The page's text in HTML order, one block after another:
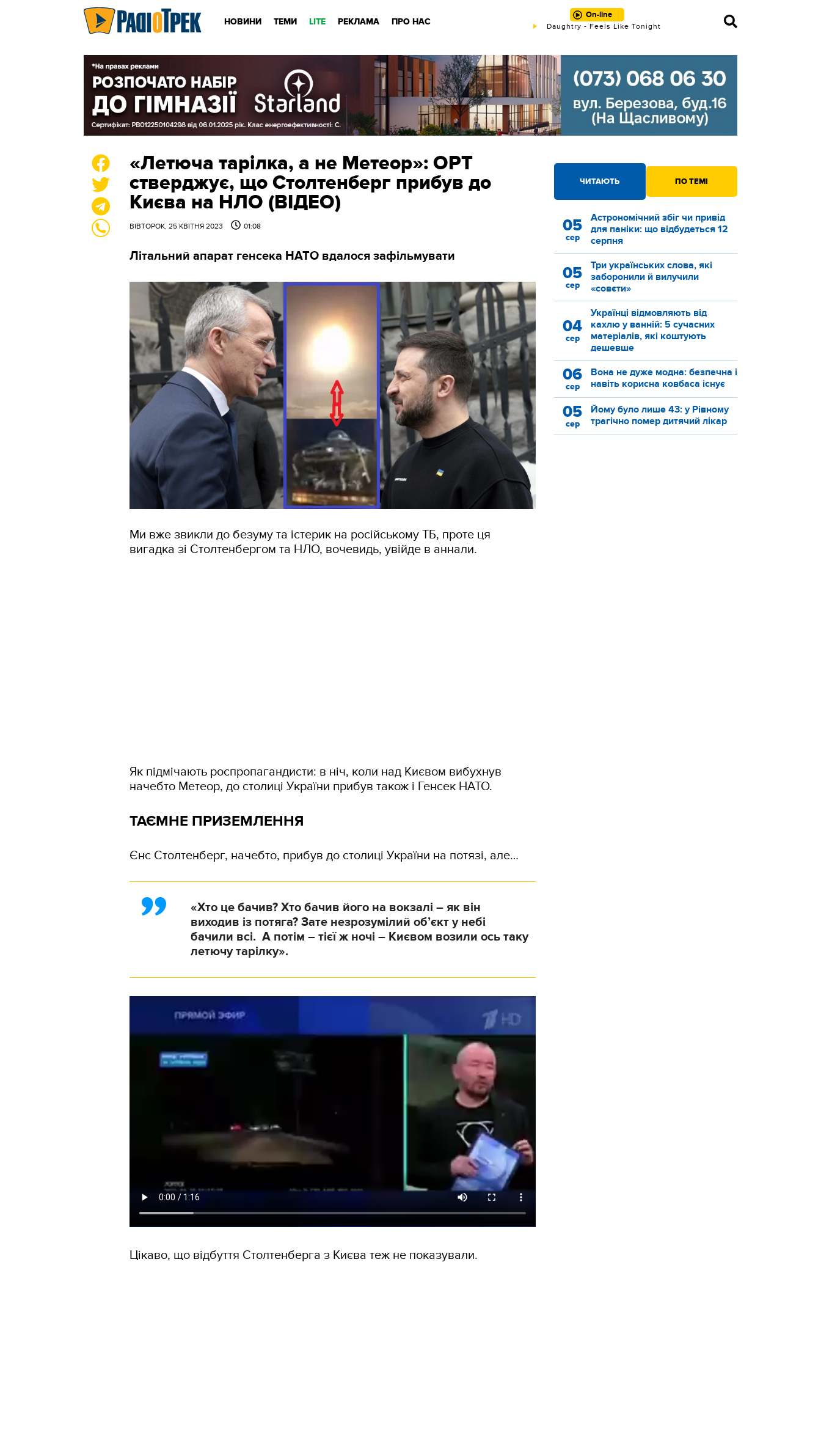
НОВИНИ ТЕМИ LITE РЕКЛАМА ПРО НАС
On-line
Daughtry - Feels Like Tonight
«Летюча тарілка, а не Mетеор»: ОРТ
стверджує, що Столтенберг прибув до
Києва на НЛО (ВІДЕО)
ВІВТОРОК, 25 КВІТНЯ 2023 01:08
Літальний апарат генсека НАТО вдалося зафільмувати
Ми вже звикли до безуму та істерик на російському ТБ, проте ця
вигадка зі Столтенбергом та НЛО, вочевидь, увійде в аннали.
Як підмічають роспропагандисти: в ніч, коли над Києвом вибухнув
начебто Метеор, до столиці України прибув також і Генсек НАТО.
ТАЄМНЕ ПРИЗЕМЛЕННЯ
Єнс Столтенберг, начебто, прибув до столиці України на потязі, але…
«Хто це бачив? Хто бачив його на вокзалі – як він
виходив із потяга? Зате незрозумілий об’єкт у небі
бачили всі. А потім – тієї ж ночі – Києвом возили ось таку
летючу тарілку».
Цікаво, що відбуття Столтенберга з Києва теж не показували.
ЧИТАЮТЬ ПО ТЕМІ
05
сер
Астрономічний збіг чи привід
для паніки: що відбудеться 12
серпня
05
сер
Три українських слова, які
заборонили й вилучили
«совєти»
04
сер
Українці відмовляють від
кахлю у ванній: 5 сучасних
матеріалів, які коштують
дешевше
06
сер
Вона не дуже модна: безпечна і
навіть корисна ковбаса існує
05
сер
Йому було лише 43: у Рівному
трагічно помер дитячий лікар